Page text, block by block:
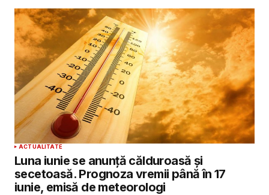
ACTUALITATE
Luna iunie se anunță călduroasă și
secetoasă. Prognoza vremii până în 17
iunie, emisă de meteorologi